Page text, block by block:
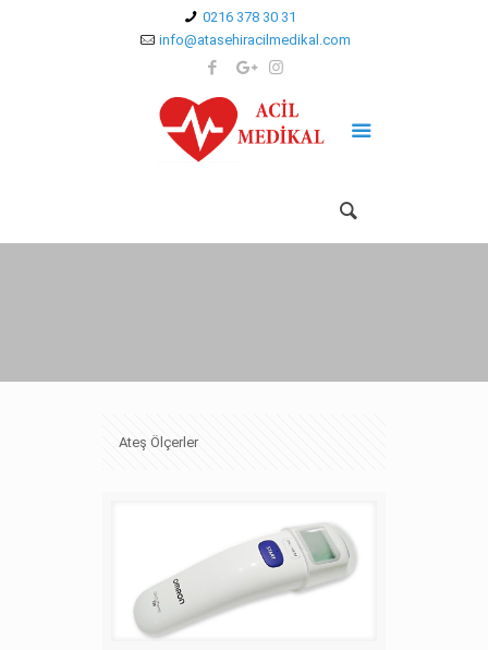
0216 378 30 31
info@atasehiracilmedikal.com
Ateş Ölçerler